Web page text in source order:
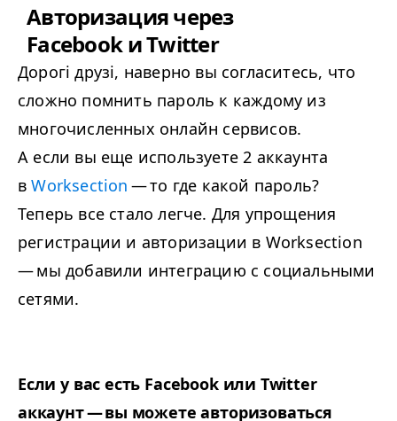
Авторизация через
Facebook и Twitter
Дорогі друзі, наверно вы согласитесь, что
сложно помнить пароль к каждому из
многочисленных онлайн сервисов.
А если вы еще используете2 аккаунта
вWorksection — то где какой пароль?
Теперь все стало легче. Для упрощения
регистрации и авторизации в Worksection
— мы добавили интеграцию с социальными
сетями.
Если у вас есть Facebook или Twitter
аккаунт — вы можете авторизоваться